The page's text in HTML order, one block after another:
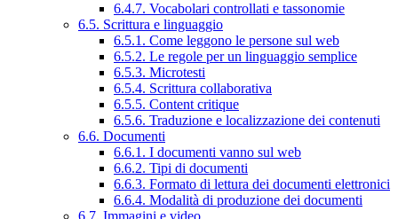
6.4.7. Vocabolari controllati e tassonomie
6.5. Scrittura e linguaggio
6.5.1. Come leggono le persone sul web
6.5.2. Le regole per un linguaggio semplice
6.5.3. Microtesti
6.5.4. Scrittura collaborativa
6.5.5. Content critique
6.5.6. Traduzione e localizzazione dei contenuti
6.6. Documenti
6.6.1. I documenti vanno sul web
6.6.2. Tipi di documenti
6.6.3. Formato di lettura dei documenti elettronici
6.6.4. Modalità di produzione dei documenti
6.7. Immagini e video